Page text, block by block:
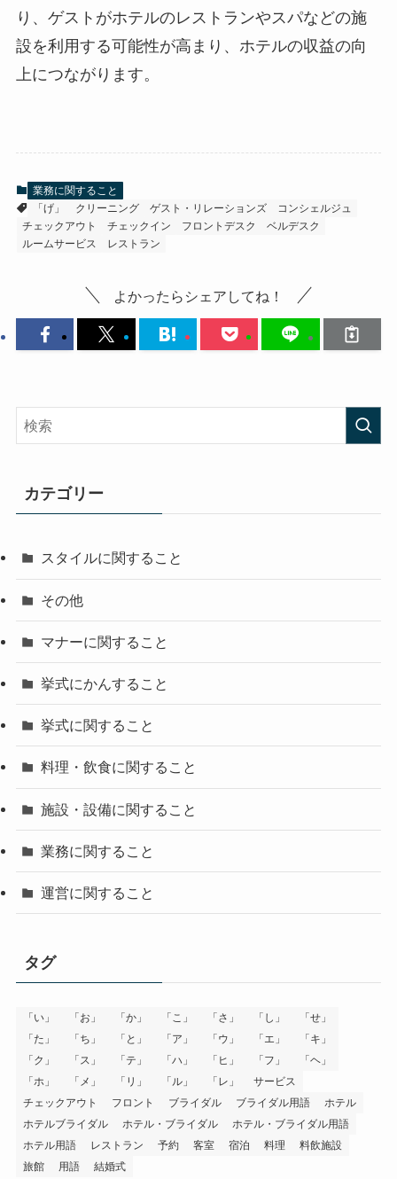
り、ゲストがホテルのレストランやスパなどの施
設を利用する可能性が高まり、ホテルの収益の向
上につながります。
業務に関すること
「げ」
クリーニング ゲスト・リレーションズ
コンシェルジュ
チェックアウト
チェックイン フロントデスク
ベルデスク
ルームサービス
レストラン
よかったらシェアしてね！
カテゴリー
スタイルに関すること
その他
マナーに関すること
挙式にかんすること
挙式に関すること
料理・飲食に関すること
施設・設備に関すること
業務に関すること
運営に関すること
タグ
「い」 「お」 「か」 「こ」 「さ」 「し」
「せ」
「た」
「ち」 「と」 「ア」 「ウ」 「エ」
「キ」
「ク」
「ス」 「テ」 「ハ」 「ヒ」 「フ」
「ヘ」
「ホ」
「メ」 「リ」 「ル」 「レ」
サービス
チェックアウト
フロント ブライダル ブライダル用語
ホテル
ホテルブライダル
ホテル・ブライダル
ホテル・ブライダル用語
ホテル用語
レストラン 予約 客室 宿泊 料理
料飲施設
旅館
用語 結婚式